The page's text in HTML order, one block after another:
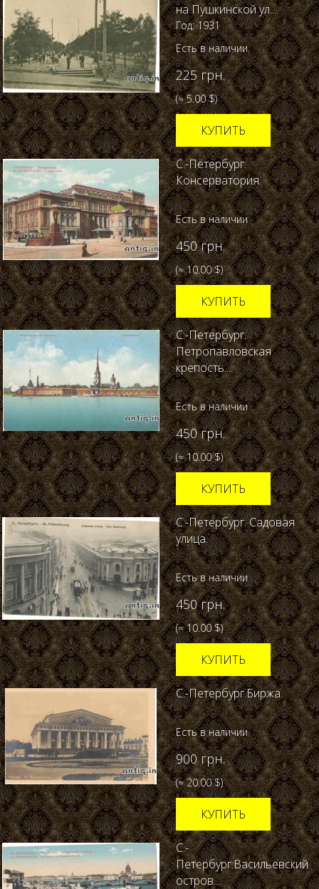
на Пушкинской ул....
Год: 1931
Есть в наличии
225 грн.
(≈ 5.00 $)
КУПИТЬ
С.-Петербург.
Консерватория.
Есть в наличии
450 грн.
(≈ 10.00 $)
КУПИТЬ
С.-Петербург.
Петропавловская
крепость....
Есть в наличии
450 грн.
(≈ 10.00 $)
КУПИТЬ
С.-Петербург. Садовая
улица.
Есть в наличии
450 грн.
(≈ 10.00 $)
КУПИТЬ
С.-Петербург.Биржа.
Есть в наличии
900 грн.
(≈ 20.00 $)
КУПИТЬ
С.-
Петербург.Васильевский
остров....